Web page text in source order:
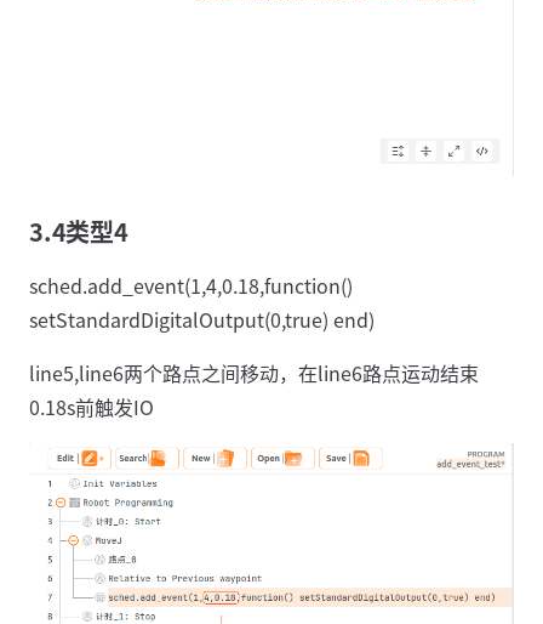
3.4类型4
sched.add_event(1,4,0.18,function()
setStandardDigitalOutput(0,true) end)
line5,line6两个路点之间移动，在line6路点运动结束
0.18s前触发IO